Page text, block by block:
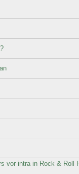
vor intra in Rock & Roll